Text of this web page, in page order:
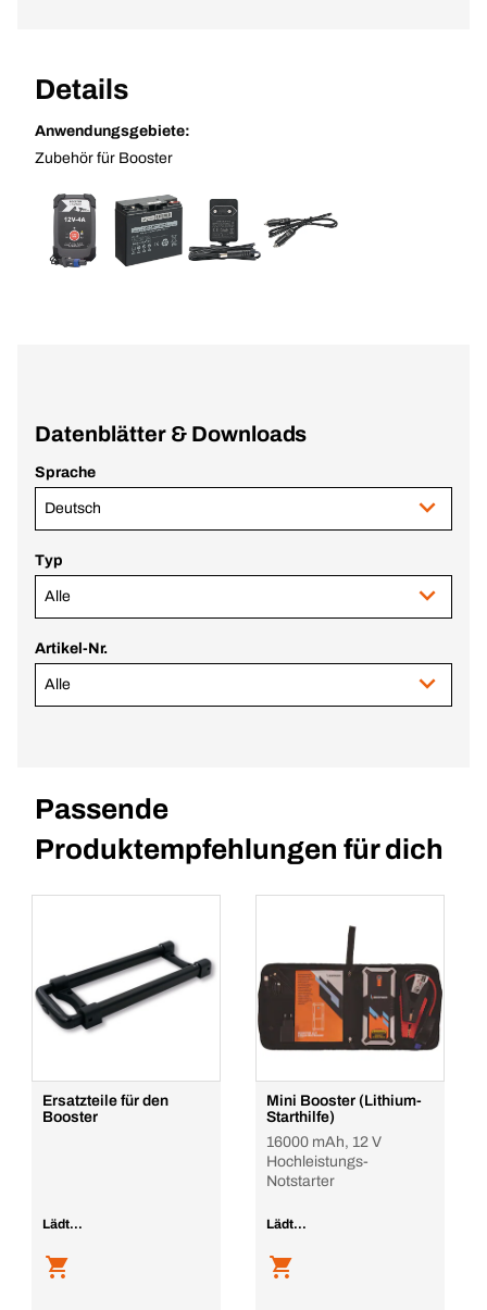
Details
Anwendungsgebiete:
Zubehör für Booster
Datenblätter & Downloads
Sprache
Deutsch
Typ
Alle
Artikel-Nr.
Alle
Passende
Produktempfehlungen für dich
Ersatzteile für den
Booster
Lädt...
Mini Booster (Lithium-
Starthilfe)
16000 mAh, 12 V
Hochleistungs-
Notstarter
Lädt...